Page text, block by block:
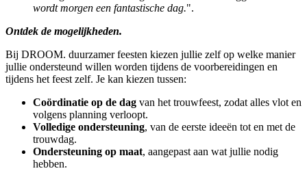
wordt morgen een fantastische dag.".
Ontdek de mogelijkheden.
Bij DROOM. duurzamer feesten kiezen jullie zelf op welke manier
jullie ondersteund willen worden tijdens de voorbereidingen en
tijdens het feest zelf. Je kan kiezen tussen:
Coördinatie op de dag van het trouwfeest, zodat alles vlot en
volgens planning verloopt.
Volledige ondersteuning, van de eerste ideeën tot en met de
trouwdag.
Ondersteuning op maat, aangepast aan wat jullie nodig
hebben.